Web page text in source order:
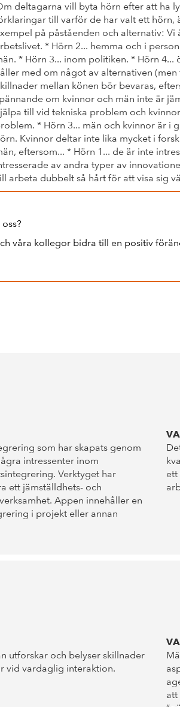
deltagarna vill byta hörn efter att ha
till varför de har valt ett hörn,
på påståenden och alternativ: Vi
* Hörn 2... hemma och i
* Hörn 3... inom politiken. * Hörn
med om något av alternativen
mellan könen bör bevaras,
om kvinnor och män inte är
till vid tekniska problem och
* Hörn 3... män och kvinnor är i
Kvinnor deltar inte lika mycket i
eftersom... * Hörn 1... de är inte
av andra typer av
arbeta dubbelt så hårt för att visa sig
våra kollegor bidra till en positiv
som har skapats genom
intressenter inom
Verktyget har
ett jämställdhets- och
Appen innehåller en
i projekt eller annan
ett
utforskar och belyser skillnader
vid vardaglig interaktion.
att